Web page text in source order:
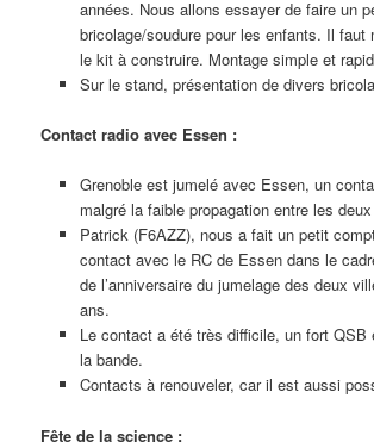
années. Nous allons essayer de faire un
bricolage/soudure pour les enfants. Il faut
le kit à construire. Montage simple et
Sur le stand, présentation de divers
Contact radio avec Essen :
Grenoble est jumelé avec Essen, un
malgré la faible propagation entre les
Patrick (F6AZZ), nous a fait un petit
contact avec le RC de Essen dans le
de l’anniversaire du jumelage des deux
ans.
Le contact a été très difficile, un fort QSB
la bande.
Contacts à renouveler, car il est aussi
Fête de la science :